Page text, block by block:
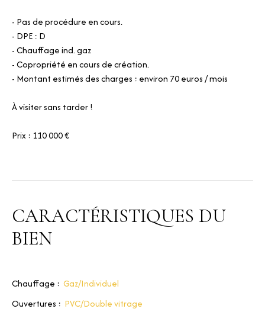
- Pas de procédure en cours.
- DPE : D
- Chauffage ind. gaz
- Copropriété en cours de création.
- Montant estimés des charges : environ 70 euros / mois
À visiter sans tarder !
Prix : 110 000 €
CARACTÉRISTIQUES DU
BIEN
Chauffage : Gaz/Individuel
Ouvertures : PVC/Double vitrage